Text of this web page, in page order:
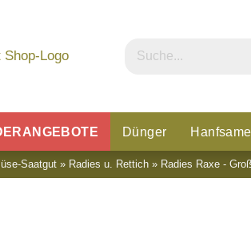
Dünger
Blumenwiesen Glücksklee
Saatgut » Radies u. Rettich » Radies Raxe -